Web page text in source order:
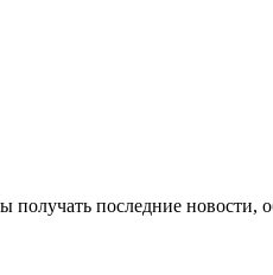
получать последние